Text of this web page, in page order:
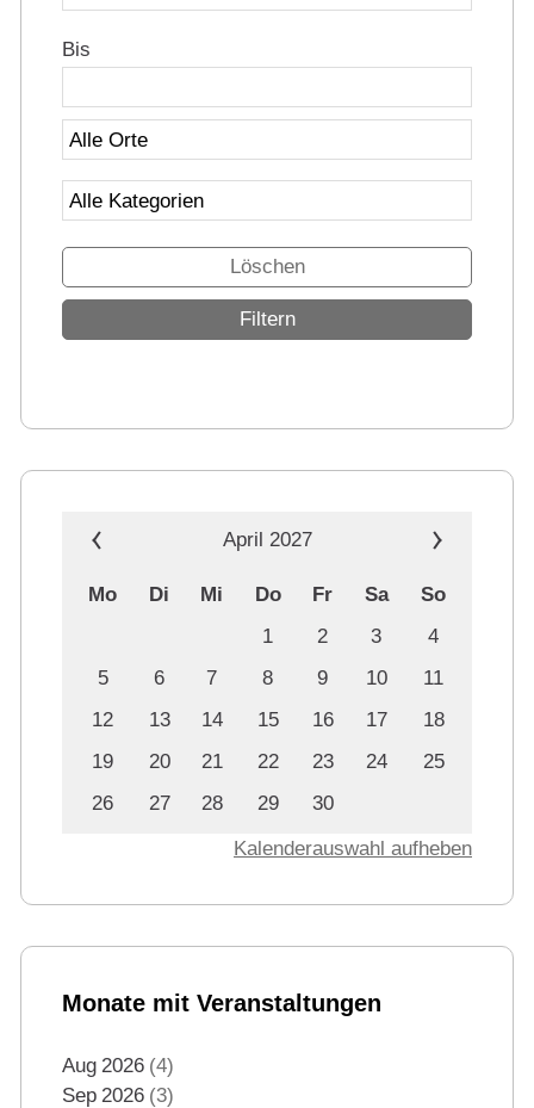
Bis
Löschen
Filtern
April 2027
Mo Di Mi Do Fr Sa
So
1
2 3
4
5
6 7 8 9 10
11
12
13 14 15 16 17
18
19
20 21 22 23 24
25
26
27 28 29
30
Kalenderauswahl aufheben
Monate mit Veranstaltungen
Aug 2026 4
Sep 2026 3